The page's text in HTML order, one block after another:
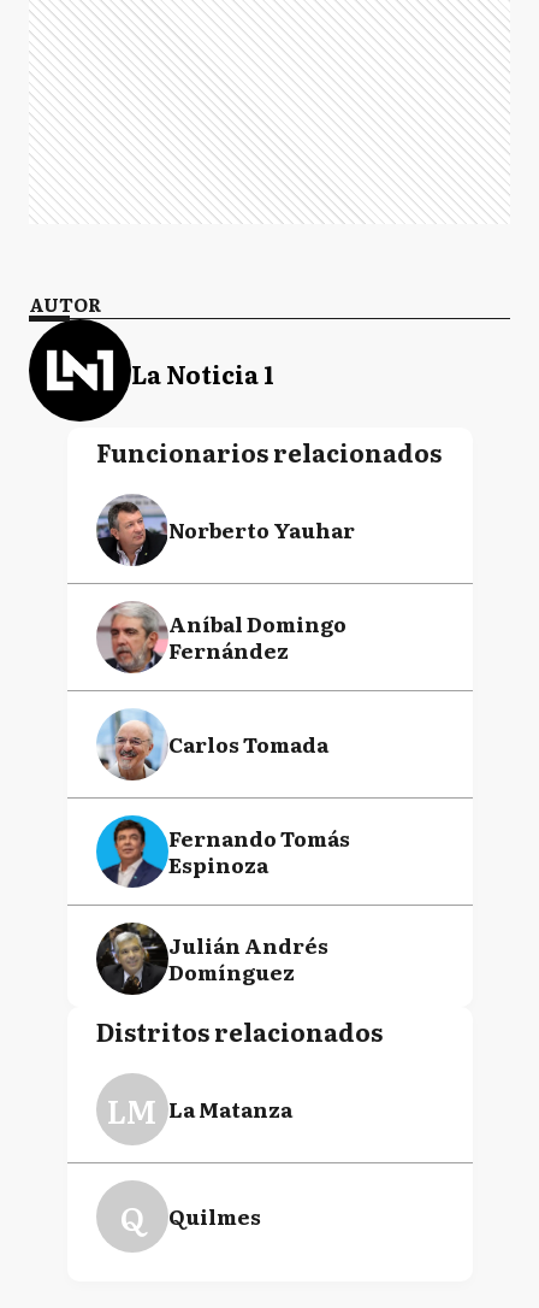
AUTOR
La Noticia 1
Funcionarios relacionados
Norberto Yauhar
Aníbal Domingo
Fernández
Carlos Tomada
Fernando Tomás
Espinoza
Julián Andrés
Domínguez
Julio De Vido
Distritos relacionados
LM La Matanza
Q Quilmes